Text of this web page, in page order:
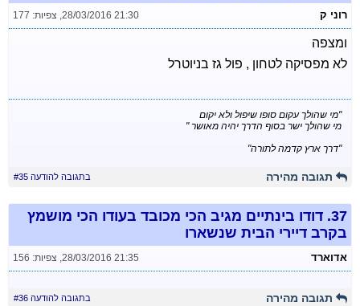
רוני ק 28/03/2016 21:30
, צפיות: 177
ומצפה
לא מפסיקה לטחון , פול גז בניוטרל
"מי שהולך עקום סופו שיפול ולא יקום
מי שהולך ישר בסוף הדרך יהיה מאושר "
"דרך ארץ קדמה לתורה"
תגובה מהירה בתגובה להודעה #35
37. דודו בינתיים מגיב הכי מכובד בעודו הכי מושמץ
בקרב דיירי הבית שנשארו
אדוארד 28/03/2016 21:35
, צפיות: 156
תגובה מהירה בתגובה להודעה #36